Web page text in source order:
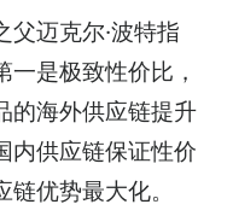
迈克尔·波特指
是极致性价比，
的海外供应链提升
内供应链保证性价
优势最大化。